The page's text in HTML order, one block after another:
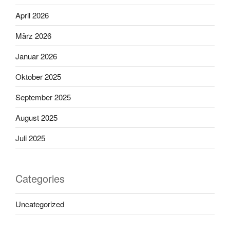
April 2026
März 2026
Januar 2026
Oktober 2025
September 2025
August 2025
Juli 2025
Categories
Uncategorized